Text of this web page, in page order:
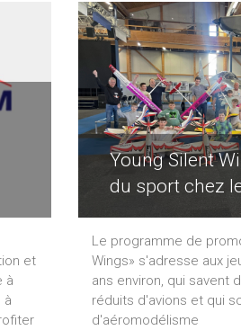
et
à
à
Young Silent
du sport chez
Le programme de
Wings» s'adresse aux
ans environ, qui savent
réduits d'avions et qui
d'aéromodélisme